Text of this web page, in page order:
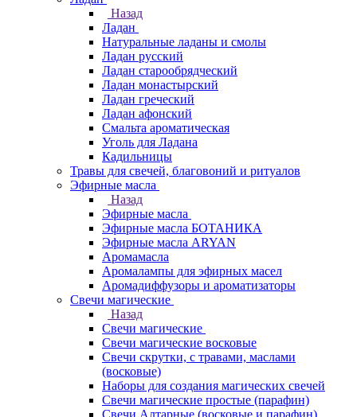
Назад
Ладан
Натуральные ладаны и смолы
Ладан русский
Ладан старообрядческий
Ладан монастырский
Ладан греческий
Ладан афонский
Смальта ароматическая
Уголь для Ладана
Кадильницы
Травы для свечей, благовоний и ритуалов
Эфирные масла
Назад
Эфирные масла
Эфирные масла БОТАНИКА
Эфирные масла ARYAN
Аромамасла
Аромалампы для эфирных масел
Аромадиффузоры и ароматизаторы
Свечи магические
Назад
Свечи магические
Свечи магические восковые
Свечи скрутки, с травами, маслами
(восковые)
Наборы для создания магических свечей
Свечи магические простые (парафин)
Свечи Алтарные (восковые и парафин)